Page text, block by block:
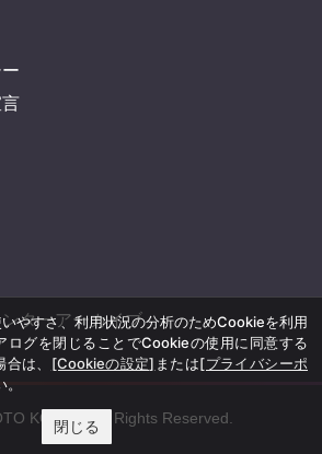
ターアーカイブ
KOGYO, All Rights Reserved.
やすさ、利用状況の分析のためCookieを利用
ログを閉じることでCookieの使用に同意する
は、 [Cookieの設定] または[プライバシーポ
閉じる